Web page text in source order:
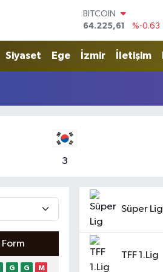
64.225,61
DOLAR
55,0317
%-0.02
STERLİN
Siyaset Ege İzmir İletişim
3
Form
G G M
Süper Lig
TFF 1.Lig